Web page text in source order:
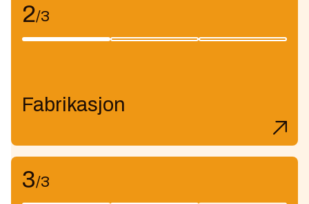
2/3
Fabrikasjon
3/3